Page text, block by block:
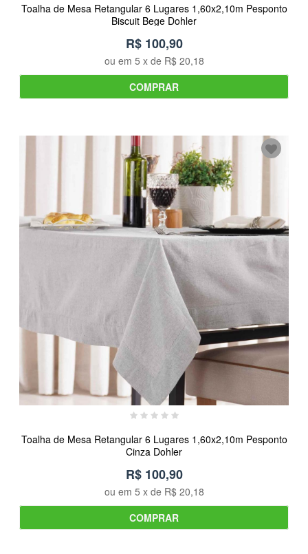
Toalha de Mesa Retangular 6 Lugares 1,60x2,10m Pesponto
Biscuit Bege Dohler
R$ 100,90
ou em 5 x de R$ 20,18
COMPRAR
Toalha de Mesa Retangular 6 Lugares 1,60x2,10m Pesponto
Cinza Dohler
R$ 100,90
ou em 5 x de R$ 20,18
COMPRAR